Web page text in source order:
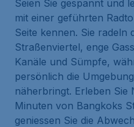
Seien Sie gespannt und
mit einer geführten
Seite kennen. Sie radeln
Straßenviertel, enge
Kanäle und Sümpfe,
persönlich die
näherbringt. Erleben
Minuten von Bangkoks
geniessen Sie die